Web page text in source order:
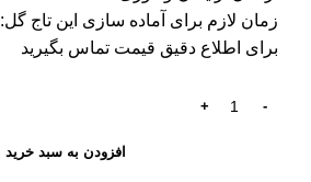
زمان لازم برای آماده سازی این تاج گل:1ساعت
برای اطلاع دقیق قیمت تماس بگیرید
افزودن به سبد خرید